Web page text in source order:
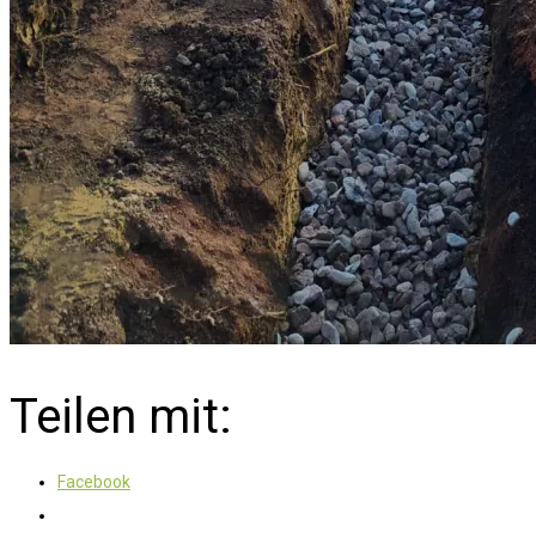
Teilen mit:
Facebook